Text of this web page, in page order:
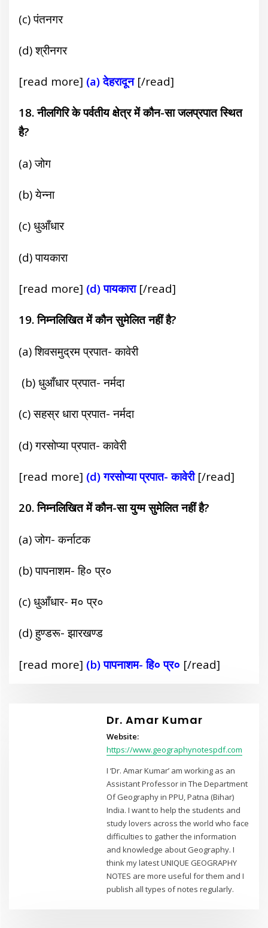
(c) पंतनगर
(d) श्रीनगर
[read more] (a) देहरादून [/read]
18. नीलगिरि के पर्वतीय क्षेत्र में कौन-सा जलप्रपात स्थित
है?
(a) जोग
(b) येन्ना
(c) धुआँधार
(d) पायकारा
[read more] (d) पायकारा[/read]
19. निम्नलिखित में कौन सुमेलित नहीं है?
(a) शिवसमुद्रम प्रपात- कावेरी
(b) धुआँधार प्रपात- नर्मदा
(c) सहस्र धारा प्रपात- नर्मदा
(d) गरसोप्या प्रपात- कावेरी
[read more] (d) गरसोप्या प्रपात- कावेरी[/read]
20. निम्नलिखित में कौन-सा युग्म सुमेलित नहीं है?
(a) जोग- कर्नाटक
(b) पापनाशम- हि० प्र०
(c) धुआँधार- म० प्र०
(d) हुण्डरू- झारखण्ड
[read more] (b) पापनाशम- हि० प्र० [/read]
Dr. Amar Kumar
Website:
https://www.geographynotespdf.com
I ‘Dr. Amar Kumar’ am working as an
Assistant Professor in The Department
Of Geography in PPU, Patna (Bihar)
India. I want to help the students and
study lovers across the world who face
difficulties to gather the information
and knowledge about Geography. I
think my latest UNIQUE GEOGRAPHY
NOTES are more useful for them and I
publish all types of notes regularly.